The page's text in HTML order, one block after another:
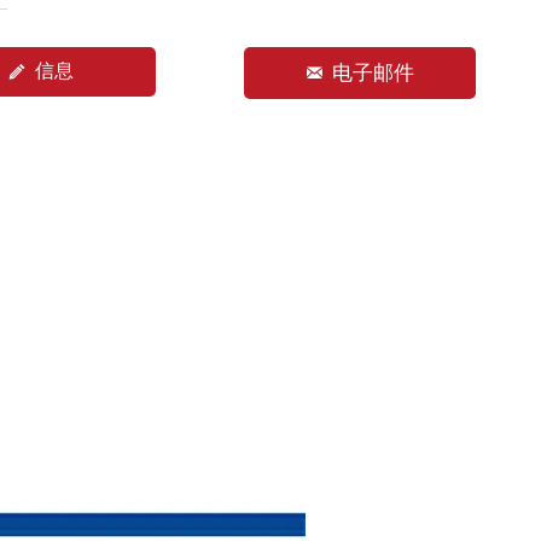
 信息  电子邮件